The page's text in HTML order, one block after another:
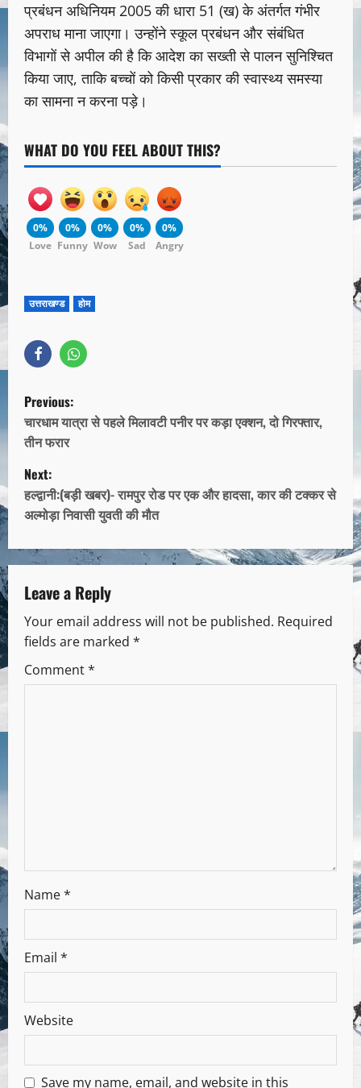
प्रबंधन अधिनियम 2005 की धारा 51 (ख) के अंतर्गत गंभीर
अपराध माना जाएगा। उन्होंने स्कूल प्रबंधन और संबंधित
विभागों से अपील की है कि आदेश का सख्ती से पालन सुनिश्चित
किया जाए, ताकि बच्चों को किसी प्रकार की स्वास्थ्य समस्या
का सामना न करना पड़े।
WHAT DO YOU FEEL ABOUT THIS?
0%
Love
0%
Funny
0%
Wow
0%
Sad
0%
Angry
उत्तराखण्ड होम
Previous:
चारधाम यात्रा से पहले मिलावटी पनीर पर कड़ा एक्शन, दो गिरफ्तार,
तीन फरार
Next:
हल्द्वानी:(बड़ी खबर)- रामपुर रोड पर एक और हादसा, कार की टक्कर से
अल्मोड़ा निवासी युवती की मौत
Leave a Reply
Your email address will not be published. Required
fields are marked *
Comment*
Name*
Email *
Website
Save my name, email, and website in this